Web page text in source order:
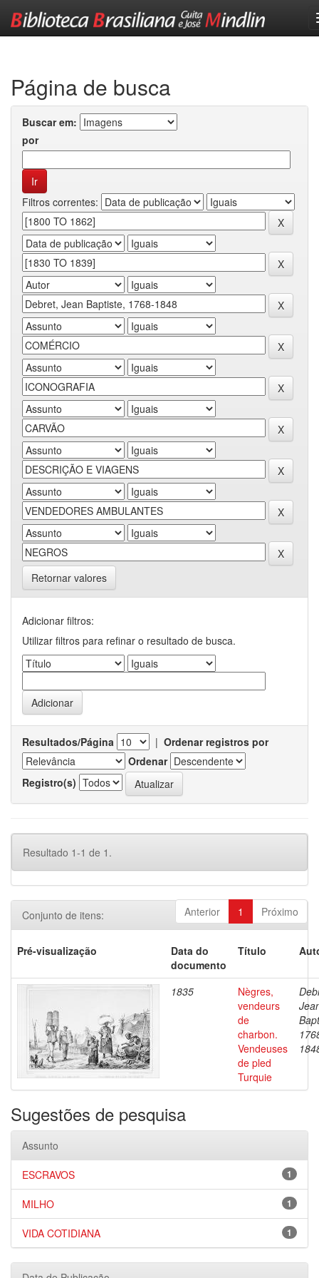
Página de busca
Buscar em:
por
Filtros correntes:
Retornar valores
Adicionar filtros:
Utilizar filtros para refinar o resultado de busca.
Resultados/Página | Ordenar registros por
Ordenar
Registro(s)
Resultado 1-1 de 1.
Anterior 1 Próximo
Conjunto de itens:
Pré-visualização
Data do
documento
Título
1835
Nègres,
vendeurs
de
charbon.
Vendeuses
de pled
Turquie
Sugestões de pesquisa
Assunto
1
ESCRAVOS
1
MILHO
1
VIDA COTIDIANA